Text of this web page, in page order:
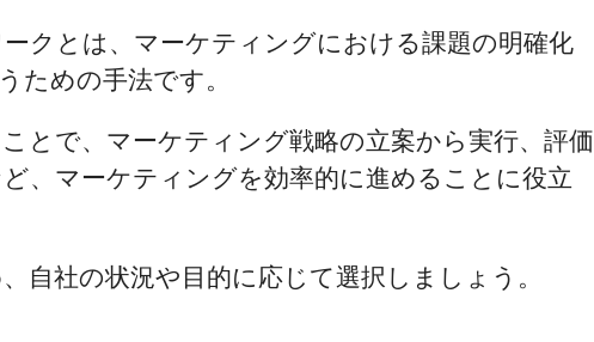
クとは、マーケティングにおける課題の明確化
ための手法です。
とで、マーケティング戦略の立案から実行、評価
、マーケティングを効率的に進めることに役立
自社の状況や目的に応じて選択しましょう。